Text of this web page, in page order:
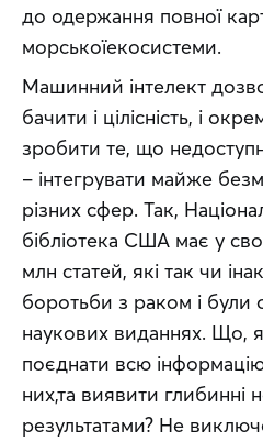
до одержання повної
морськоїекосистеми.
Машинний інтелект
бачити і цілісність, і
зробити те, що
– інтегрувати майже
різних сфер. Так,
бібліотека США має у
млн статей, які так чи
боротьби з раком і були
наукових виданнях. Що,
поєднати всю
них,та виявити глибинні
результатами? Не